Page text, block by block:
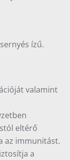
ízű.
valamint
eltérő
az immunitást.
a